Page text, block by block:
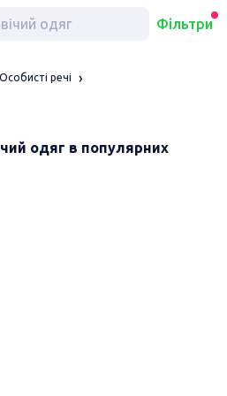
Фільтри
Особисті речі
одяг в популярних